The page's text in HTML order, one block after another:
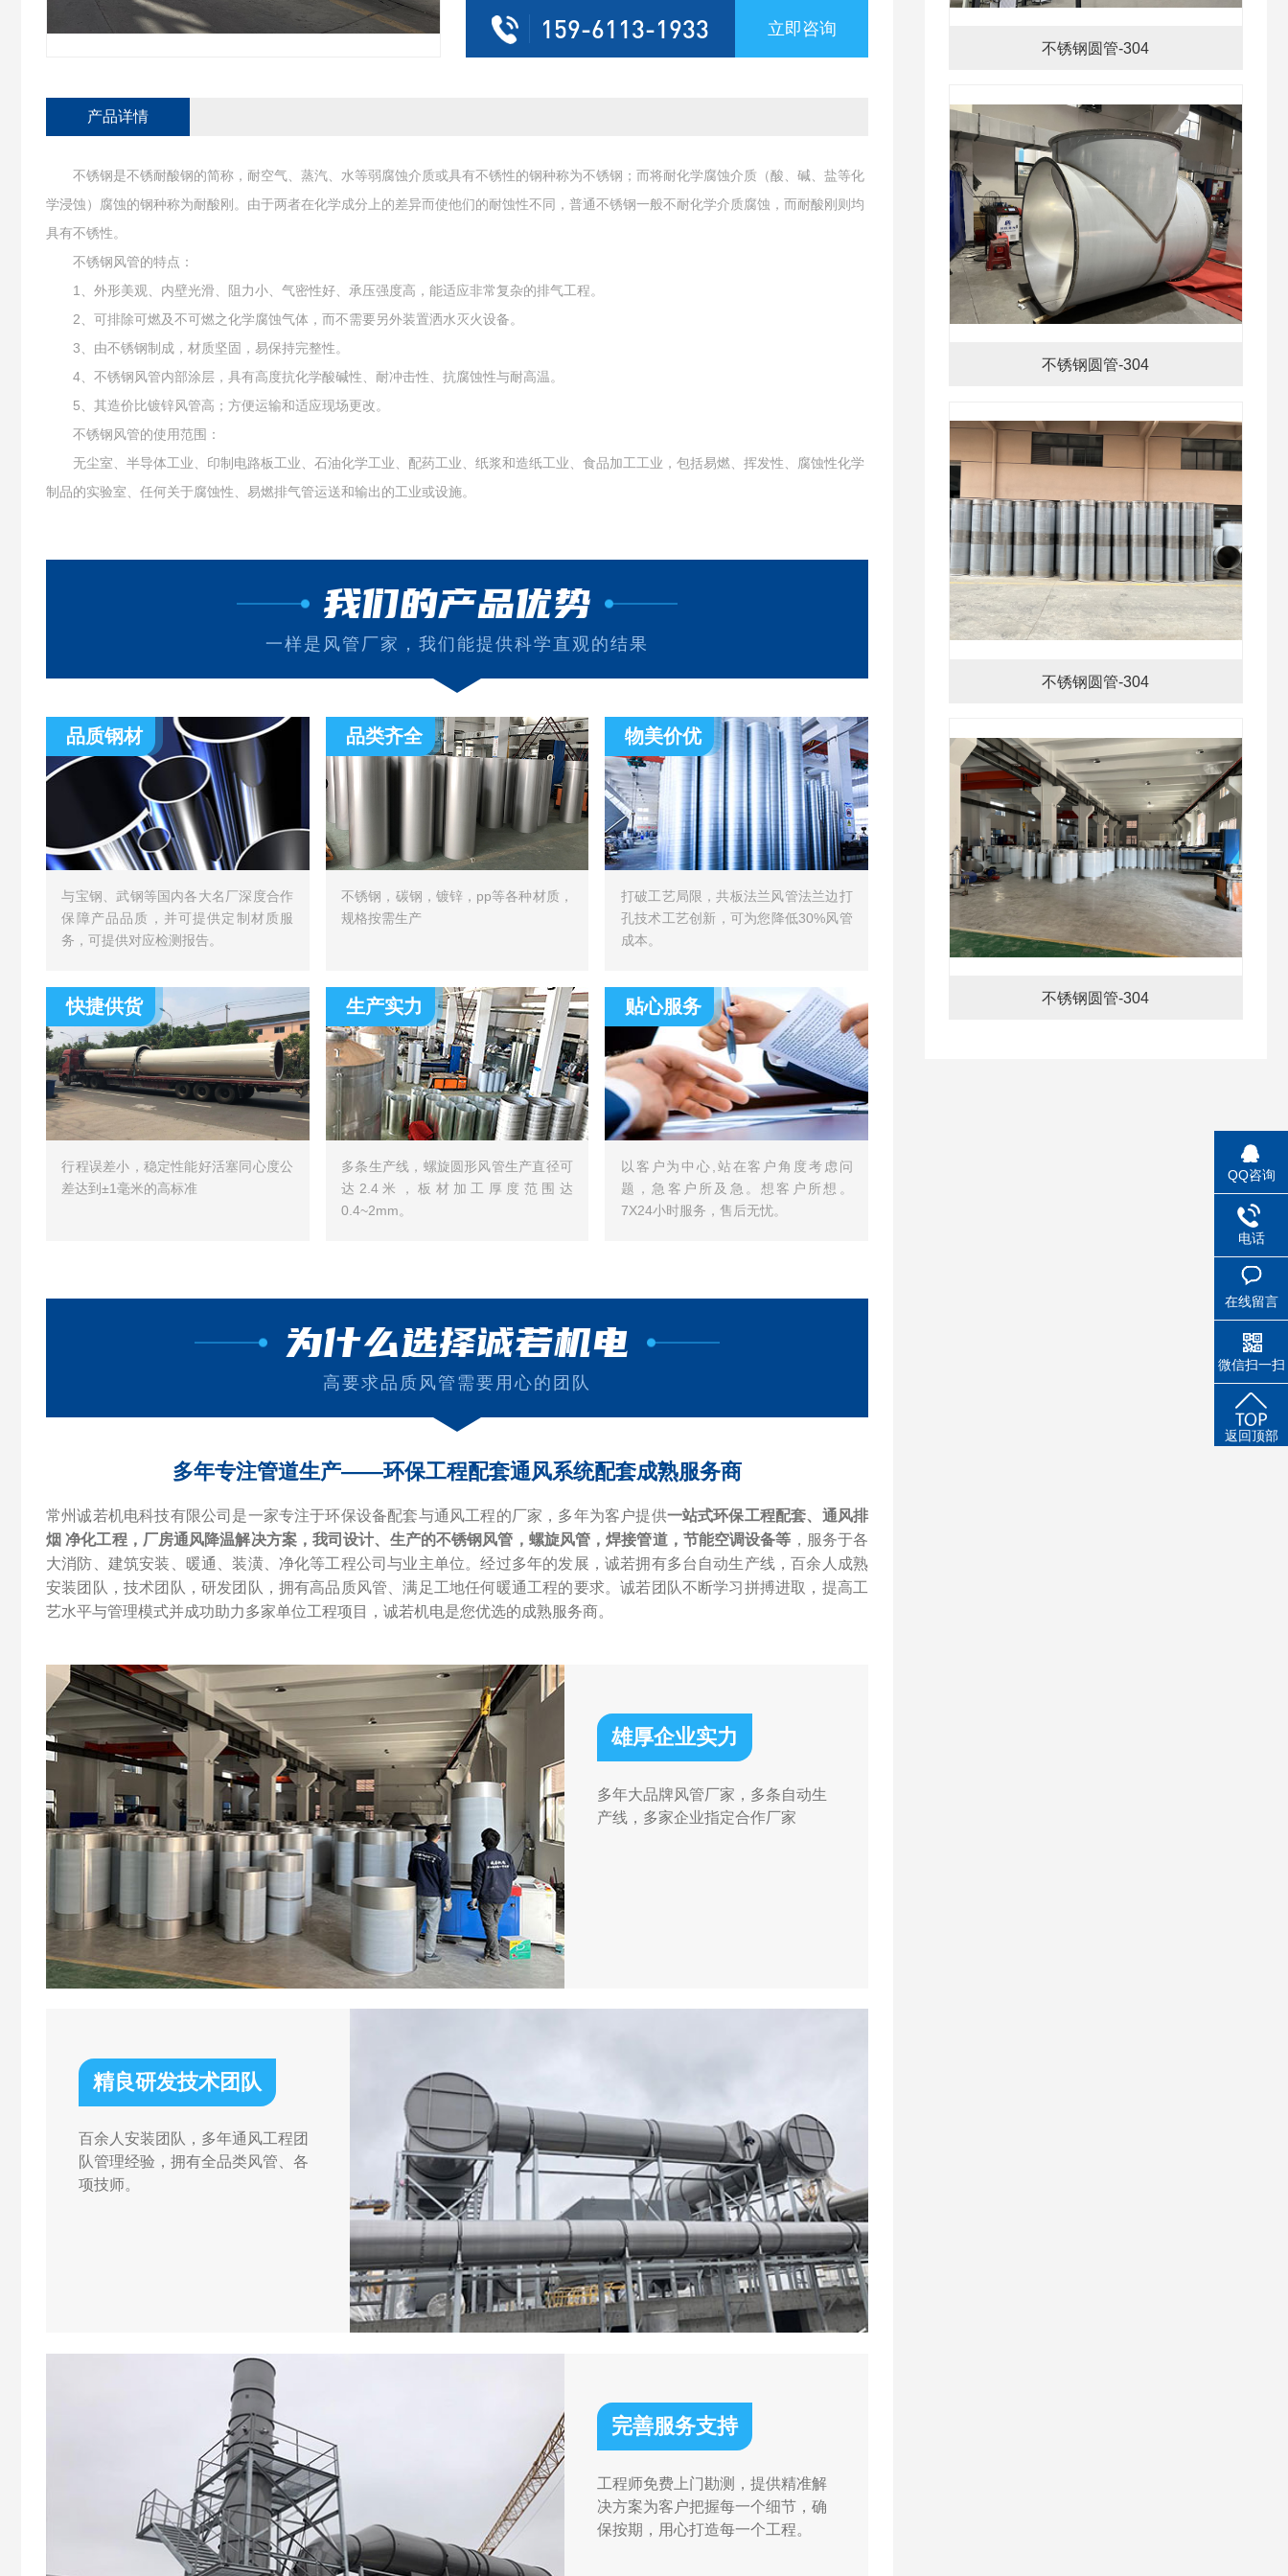
159-6113-1933 立即咨询
产品详情
不锈钢是不锈耐酸钢的简称，耐空气、蒸汽、水等弱腐蚀介质或具有不锈性的钢种称为不锈钢；而将耐化学腐蚀介质（酸、碱、盐等化
学浸蚀）腐蚀的钢种称为耐酸刚。由于两者在化学成分上的差异而使他们的耐蚀性不同，普通不锈钢一般不耐化学介质腐蚀，而耐酸刚则均
具有不锈性。
不锈钢风管的特点：
1、外形美观、内壁光滑、阻力小、气密性好、承压强度高，能适应非常复杂的排气工程。
2、可排除可燃及不可燃之化学腐蚀气体，而不需要另外装置洒水灭火设备。
3、由不锈钢制成，材质坚固，易保持完整性。
4、不锈钢风管内部涂层，具有高度抗化学酸碱性、耐冲击性、抗腐蚀性与耐高温。
5、其造价比镀锌风管高；方便运输和适应现场更改。
不锈钢风管的使用范围：
无尘室、半导体工业、印制电路板工业、石油化学工业、配药工业、纸浆和造纸工业、食品加工工业，包括易燃、挥发性、腐蚀性化学
制品的实验室、任何关于腐蚀性、易燃排气管运送和输出的工业或设施。
我们的产品优势
一样是风管厂家，我们能提供科学直观的结果
品质钢材
与宝钢、武钢等国内各大名厂深度合作
保障产品品质，并可提供定制材质服
务，可提供对应检测报告。
品类齐全
不锈钢，碳钢，镀锌，pp等各种材质，
规格按需生产
物美价优
打破工艺局限，共板法兰风管法兰边打
孔技术工艺创新，可为您降低30%风管
成本。
快捷供货
行程误差小，稳定性能好活塞同心度公
差达到±1毫米的高标准
生产实力
多条生产线，螺旋圆形风管生产直径可
达2.4米，板材加工厚度范围达
0.4~2mm。
贴心服务
以客户为中心,站在客户角度考虑问
题，急客户所及急。想客户所想。
7X24小时服务，售后无忧。
为什么选择诚若机电
高要求品质风管需要用心的团队
多年专注管道生产——环保工程配套通风系统配套成熟服务商
常州诚若机电科技有限公司是一家专注于环保设备配套与通风工程的厂家，多年为客户提供一站式环保工程配套、通风排
烟 净化工程，厂房通风降温解决方案，我司设计、生产的不锈钢风管，螺旋风管，焊接管道，节能空调设备等 ，服务于各
大消防、建筑安装、暖通、装潢、净化等工程公司与业主单位。经过多年的发展，诚若拥有多台自动生产线，百余人成熟
安装团队，技术团队，研发团队，拥有高品质风管、满足工地任何暖通工程的要求。诚若团队不断学习拼搏进取，提高工
艺水平与管理模式并成功助力多家单位工程项目，诚若机电是您优选的成熟服务商。
雄厚企业实力
多年大品牌风管厂家，多条自动生
产线，多家企业指定合作厂家
精良研发技术团队
百余人安装团队，多年通风工程团
队管理经验，拥有全品类风管、各
项技师。
完善服务支持
工程师免费上门勘测，提供精准解
决方案为客户把握每一个细节，确
保按期，用心打造每一个工程。
不锈钢圆管-304
不锈钢圆管-304
不锈钢圆管-304
不锈钢圆管-304
QQ咨询
电话
在线留言
微信扫一扫
返回顶部